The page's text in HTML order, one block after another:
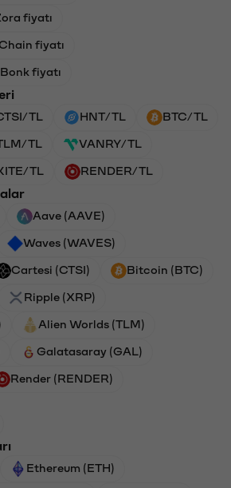
fiyatı
fiyatı
fiyatı
TL HNT/TL BTC/TL
TL VANRY/TL
TL RENDER/TL
Aave (AAVE)
Waves (WAVES)
Cartesi (CTSI) Bitcoin (BTC)
Ripple (XRP)
Alien Worlds (TLM)
Galatasaray (GAL)
Render (RENDER)
Ethereum (ETH)